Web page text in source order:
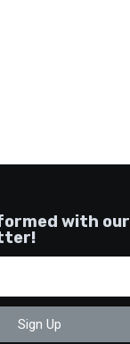
with our
Sign Up